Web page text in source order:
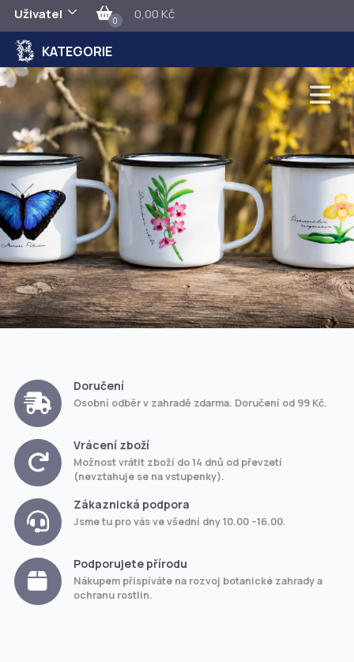
Uživatel 0 0,00 Kč
KATEGORIE
Doručení
Osobní odběr v zahradě zdarma. Doručení od 99 Kč.
Vrácení zboží
Možnost vrátit zboží do 14 dnů od převzetí
(nevztahuje se na vstupenky).
Zákaznická podpora
Jsme tu pro vás ve všední dny 10.00 –16.00.
Podporujete přírodu
Nákupem přispíváte na rozvoj botanické zahrady a
ochranu rostlin.